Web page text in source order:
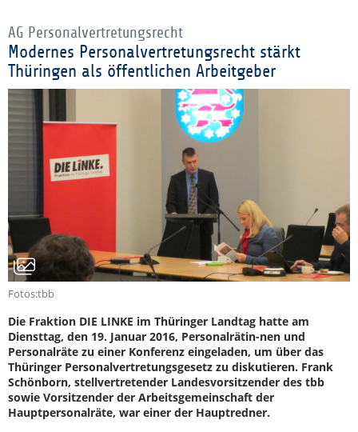
AG Personalvertretungsrecht
Modernes Personalvertretungsrecht stärkt
Thüringen als öffentlichen Arbeitgeber
Fotos:tbb
Die Fraktion DIE LINKE im Thüringer Landtag hatte am
Diensttag, den 19. Januar 2016, Personalrätin-nen und
Personalräte zu einer Konferenz eingeladen, um über das
Thüringer Personalvertretungsgesetz zu diskutieren. Frank
Schönborn, stellvertretender Landesvorsitzender des tbb
sowie Vorsitzender der Arbeitsgemeinschaft der
Hauptpersonalräte, war einer der Hauptredner.